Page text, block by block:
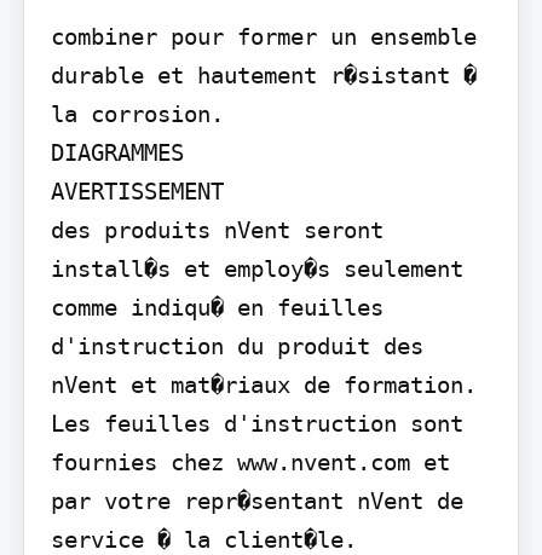
combiner pour former un ensemble
durable et hautement r�sistant �
la corrosion.
DIAGRAMMES
AVERTISSEMENT
des produits nVent seront
install�s et employ�s seulement
comme indiqu� en feuilles
d'instruction du produit des
nVent et mat�riaux de formation.
Les feuilles d'instruction sont
fournies chez www.nvent.com et
par votre repr�sentant nVent de
service � la client�le.